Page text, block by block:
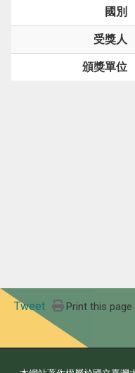
國別
受獎人
頒獎單位
Tweet Print this page